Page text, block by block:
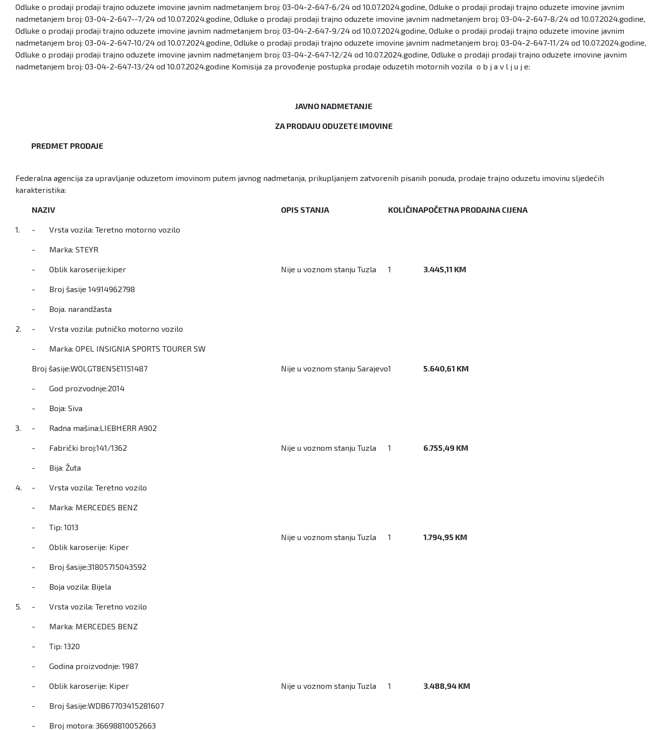
Odluke o prodaji prodaji trajno oduzete imovine javnim nadmetanjem broj: 03-04-2-647-6/24 od 10.07.2024.godine, Odluke o prodaji prodaji trajno oduzete imovine javnim
nadmetanjem broj: 03-04-2-647--7/24 od 10.07.2024.godine, Odluke o prodaji prodaji trajno oduzete imovine javnim nadmetanjem broj: 03-04-2-647-8/24 od 10.07.2024.godine,
Odluke o prodaji prodaji trajno oduzete imovine javnim nadmetanjem broj: 03-04-2-647-9/24 od 10.07.2024.godine, Odluke o prodaji prodaji trajno oduzete imovine javnim
nadmetanjem broj: 03-04-2-647-10/24 od 10.07.2024.godine, Odluke o prodaji prodaji trajno oduzete imovine javnim nadmetanjem broj: 03-04-2-647-11/24 od 10.07.2024.godine,
Odluke o prodaji prodaji trajno oduzete imovine javnim nadmetanjem broj: 03-04-2-647-12/24 od 10.07.2024.godine, Odluke o prodaji prodaji trajno oduzete imovine javnim
nadmetanjem broj: 03-04-2-647-13/24 od 10.07.2024.godine Komisija za provođenje postupka prodaje oduzetih motornih vozila o b j a v l j u j e:
JAVNO NADMETANJE
ZA PRODAJU ODUZETE IMOVINE
PREDMET PRODAJE
Federalna agencija za upravljanje oduzetom imovinom putem javnog nadmetanja, prikupljanjem zatvorenih pisanih ponuda, prodaje trajno oduzetu imovinu sljedećih
karakteristika:
NAZIV OPIS STANJA KOLIČINAPOČETNA PRODAJNA CIJENA
1. - Vrsta vozila: Teretno motorno vozilo
- Marka: STEYR
- Oblik karoserije:kiper
- Broj šasije 14914962798
- Boja. narandžasta
Nije u voznom stanju Tuzla 1 3.445,11 KM
2. - Vrsta vozila: putničko motorno vozilo
- Marka: OPEL INSIGNIA SPORTS TOURER SW
Broj šasije:WOLGT8EN5E1151487
- God prozvodnje:2014
- Boja: Siva
Nije u voznom stanju Sarajevo1 5.640,61 KM
3. - Radna mašina:LIEBHERR A902
- Fabrički broj:141/1362
- Bija: Žuta
Nije u voznom stanju Tuzla 1 6.755,49 KM
4. - Vrsta vozila: Teretno vozilo
- Marka: MERCEDES BENZ
- Tip: 1013
- Oblik karoserije: Kiper
- Broj šasije:31805715043592
- Boja vozila: Bijela
Nije u voznom stanju Tuzla 1 1.794,95 KM
5. - Vrsta vozila: Teretno vozilo
- Marka: MERCEDES BENZ
- Tip: 1320
- Godina proizvodnje: 1987
- Oblik karoserije: Kiper
- Broj šasije:WDB67703415281607
- Broj motora: 36698810052663
Nije u voznom stanju Tuzla 1 3.488,94 KM